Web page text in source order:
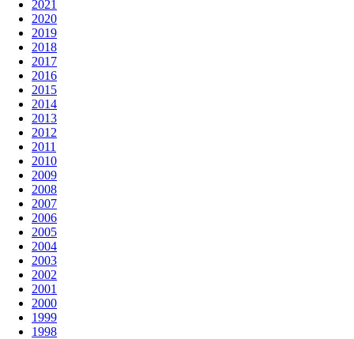
2021
2020
2019
2018
2017
2016
2015
2014
2013
2012
2011
2010
2009
2008
2007
2006
2005
2004
2003
2002
2001
2000
1999
1998